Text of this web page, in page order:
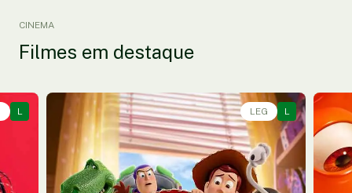
CINEMA
Filmes em destaque
L LEG L
Animação, Aventura, Comédia • • 1h40